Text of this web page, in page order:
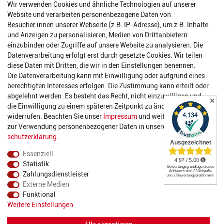
56457 Westerburg
Reinhold-Ferger-Straße 26
order@2die4-sports.com
0 26 63/ 9 68 69 37
Öffnungszeiten
14:00 - 17:00 Uhr
Dienstag:
14:00 - 17:00 Uhr
Mittwoch:
14:00 - 17:00 Uhr
Donnerstag:
14:00 - 17:00 Uhr
14:00 - 19:00 Uhr
10:00 - 17:00 Uhr
Wir verwenden Cookies und ähnliche Technologien auf unserer
Website und verarbeiten personenbezogene Daten von
Besucher:innen unserer Webseite (z.B. IP-Adresse), um z.B. Inhalte
und Anzeigen zu personalisieren, Medien von Drittanbietern
einzubinden oder Zugriffe auf unsere Website zu analysieren. Die
Datenverarbeitung erfolgt erst durch gesetzte Cookies. Wir teilen
diese Daten mit Dritten, die wir in den Einstellungen benennen.
Die Datenverarbeitung kann mit Einwilligung oder aufgrund eines
berechtigten Interesses erfolgen. Die Zustimmung kann erteilt oder
abgelehnt werden. Es besteht das Recht, nicht einzuwilligen und
die Einwilligung zu einem späteren Zeitpunkt zu ändern oder zu
widerrufen. Beachten Sie unser Impressum und weitere Hinweise
zur Verwendung personenbezogener Daten in unserer
Daten­
schutz­erklärung
Essenziell
Statistik
Zahlungsdienstleister
Externe Medien
Funktional
Weitere Einstellungen
✕